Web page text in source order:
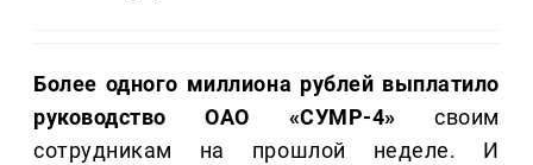
Более одного миллиона рублей выплатило
руководство ОАО «СУМР-4»своим
сотрудникам на прошлой неделе. И